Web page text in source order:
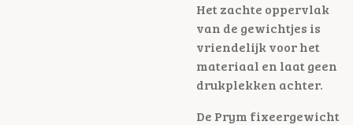
Het zachte oppervlak
van de gewichtjes is
vriendelijk voor het
materiaal en laat geen
drukplekken achter.
De Prym fixeergewicht